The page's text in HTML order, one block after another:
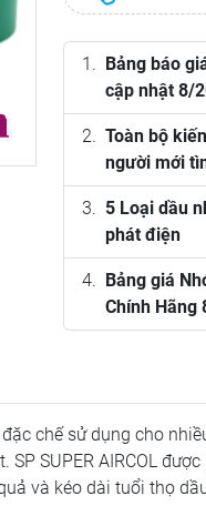
Bảng báo
cập nhật 8/
Toàn bộ
người mới
5 Loại dầu
phát điện
Bảng giá
Chính Hãng
chế sử dụng cho
SUPER AIRCOL
và kéo dài tuổi thọ